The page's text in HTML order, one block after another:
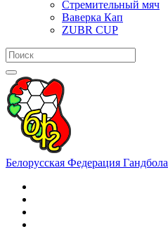
Стремительный мяч
Ваверка Кап
ZUBR CUP
Белорусская Федерация Гандбола